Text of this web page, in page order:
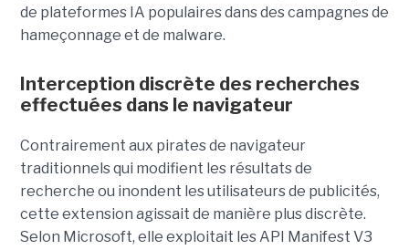
de plateformes IA populaires dans des campagnes de
hameçonnage et de malware.
Interception discrète des recherches
effectuées dans le navigateur
Contrairement aux pirates de navigateur
traditionnels qui modifient les résultats de
recherche ou inondent les utilisateurs de publicités,
cette extension agissait de manière plus discrète.
Selon Microsoft, elle exploitait les API Manifest V3